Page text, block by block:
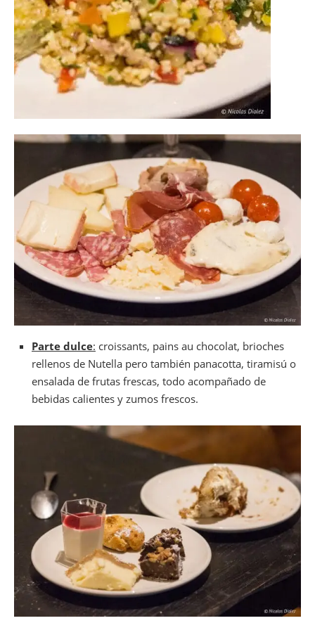
Parte dulce: croissants, pains au chocolat, brioches
rellenos de Nutella pero también panacotta, tiramisú o
ensalada de frutas frescas, todo acompañado de
bebidas calientes y zumos frescos.